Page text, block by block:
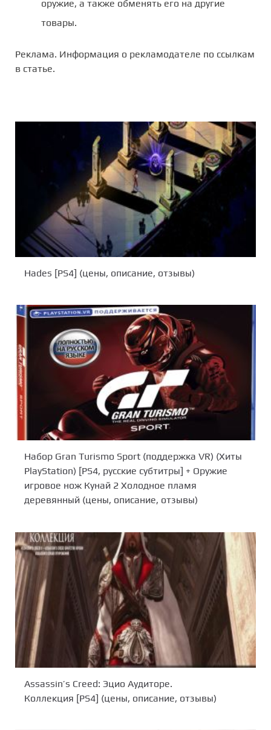
оружие, а также обменять его на другие
товары.
Реклама. Информация о рекламодателе по ссылкам
в статье.
Hades [PS4] (цены, описание, отзывы)
Набор Gran Turismo Sport (поддержка VR) (Хиты
PlayStation) [PS4, русские субтитры] + Оружие
игровое нож Кунай 2 Холодное пламя
деревянный (цены, описание, отзывы)
Assassin’s Creed: Эцио Аудиторе.
Коллекция [PS4] (цены, описание, отзывы)